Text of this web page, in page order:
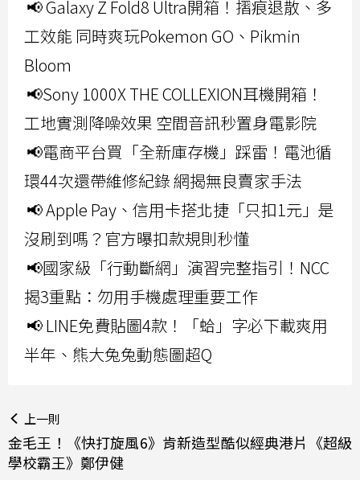
📢 Galaxy Z Fold8 Ultra開箱！摺痕退散、多
工效能 同時爽玩Pokemon GO、Pikmin
Bloom
📢Sony 1000X THE COLLEXION耳機開箱！
工地實測降噪效果 空間音訊秒置身電影院
📢電商平台買「全新庫存機」踩雷！電池循
環44次還帶維修紀錄 網揭無良賣家手法
📢 Apple Pay、信用卡搭北捷「只扣1元」是
沒刷到嗎？官方曝扣款規則秒懂
📢國家級「行動斷網」演習完整指引！NCC
揭3重點：勿用手機處理重要工作
📢 LINE免費貼圖4款！「蛤」字必下載爽用
半年、熊大兔兔動態圖超Q
上一則
金毛王！《快打旋風6》肯新造型酷似經典港片《超級
學校霸王》鄭伊健